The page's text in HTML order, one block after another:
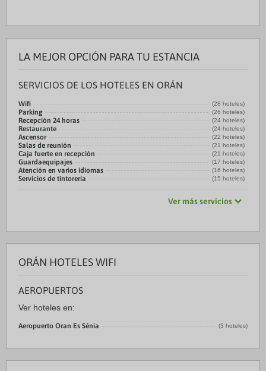
LA MEJOR OPCIÓN PARA TU ESTANCIA
SERVICIOS DE LOS HOTELES EN ORÁN
Wifi (28 hoteles)
Parking (26 hoteles)
Recepción 24 horas (24 hoteles)
Restaurante (24 hoteles)
Ascensor (22 hoteles)
Salas de reunión (21 hoteles)
Caja fuerte en recepción (21 hoteles)
Guardaequipajes (17 hoteles)
Atención en varios idiomas (16 hoteles)
Servicios de tintorería (15 hoteles)
Ver más servicios
ORÁN HOTELES WIFI
AEROPUERTOS
Ver hoteles en:
Aeropuerto Oran Es Sénia (3 hoteles)